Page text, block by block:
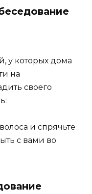
у которых дома
на
своего
и спрячьте
с вами во